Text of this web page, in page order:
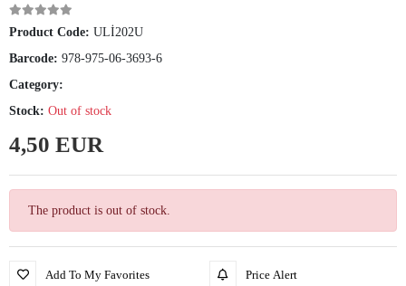
Product Code: ULİ202U
Barcode: 978-975-06-3693-6
Category:
Stock: Out of stock
4,50 EUR
The product is out of stock.
Add To My Favorites Price Alert